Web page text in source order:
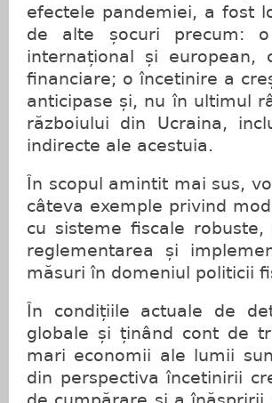
efectele pandemiei, a fost
de alte șocuri precum:
internațional și european,
financiare; o încetinire a
anticipase și, nu în ultimul
războiului din Ucraina,
indirecte ale acestuia.
În scopul amintit mai sus,
câteva exemple privind
cu sisteme fiscale
reglementarea și
măsuri în domeniul politicii
În condițiile actuale de
globale și ținând cont de
mari economii ale lumii
din perspectiva încetinirii